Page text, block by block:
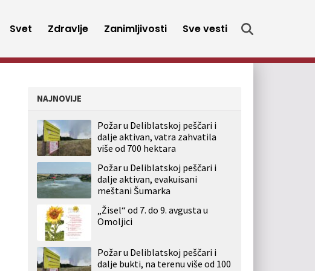
Svet Zdravlje Zanimljivosti Sve vesti
NAJNOVIJE
Požar u Deliblatskoj peščari i
dalje aktivan, vatra zahvatila
više od 700 hektara
Požar u Deliblatskoj peščari i
dalje aktivan, evakuisani
meštani Šumarka
„Žisel“ od 7. do 9. avgusta u
Omoljici
Požar u Deliblatskoj peščari i
dalje bukti, na terenu više od 100